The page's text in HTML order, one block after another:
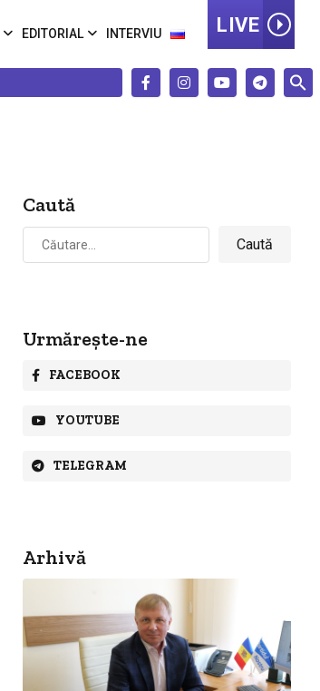
EDITORIAL INTERVIU LIVE
Caută
Caută
după:
Urmărește-ne
FACEBOOK
YOUTUBE
TELEGRAM
Arhivă